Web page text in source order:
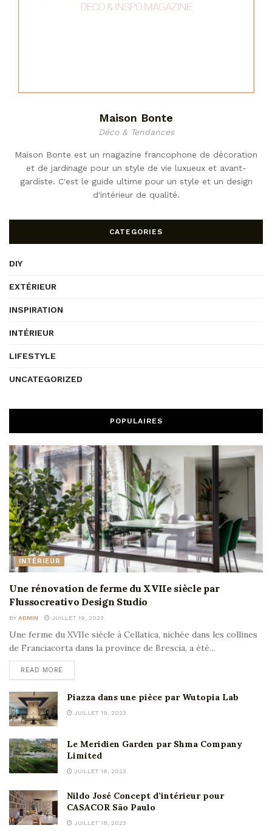
Maison Bonte
Déco & Tendances
Maison Bonte est un magazine francophone de décoration
et de jardinage pour un style de vie luxueux et avant-
gardiste. C'est le guide ultime pour un style et un design
d'intérieur de qualité.
CATEGORIES
DIY
EXTÉRIEUR
INSPIRATION
INTÉRIEUR
LIFESTYLE
UNCATEGORIZED
POPULAIRES
INTÉRIEUR
Une rénovation de ferme du XVIIe siècle par
Flussocreativo Design Studio
BY ADMIN JUILLET 19, 2023
Une ferme du XVIIe siècle à Cellatica, nichée dans les collines
de Franciacorta dans la province de Brescia, a été...
READ MORE
Piazza dans une pièce par Wutopia Lab
JUILLET 19, 2023
Le Meridien Garden par Shma Company
Limited
JUILLET 18, 2023
Nildo José Concept d’intérieur pour
CASACOR São Paulo
JUILLET 18, 2023